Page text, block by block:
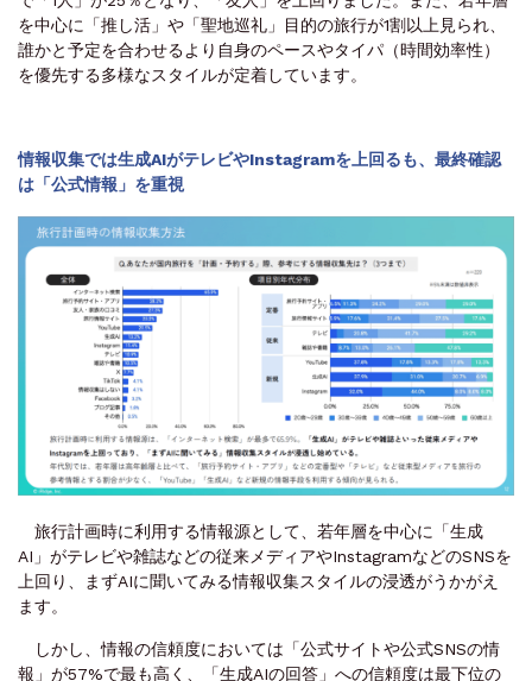
を中心に「推し活」や「聖地巡礼」目的の旅行が1割以上見られ、
誰かと予定を合わせるより自身のペースやタイパ（時間効率性）
を優先する多様なスタイルが定着しています。
情報収集では生成AIがテレビやInstagramを上回るも、最終確認
は「公式情報」を重視
旅行計画時に利用する情報源として、若年層を中心に「生成
AI」がテレビや雑誌などの従来メディアやInstagramなどのSNSを
上回り、まずAIに聞いてみる情報収集スタイルの浸透がうかがえ
ます。
しかし、情報の信頼度においては「公式サイトや公式SNSの情
報」が57%で最も高く、「生成AIの回答」への信頼度は最下位の